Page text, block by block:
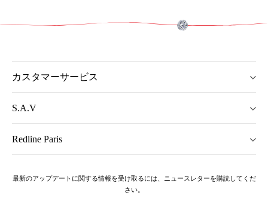
カスタマーサービス
S.A.V
Redline Paris
最新のアップデートに関する情報を受け取るには、ニュースレターを購読してくだ
さい。